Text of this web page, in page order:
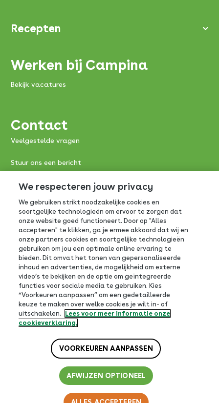
Recepten
Werken bij Campina
Bekijk vacatures
Contact
Veelgestelde vragen
Stuur ons een bericht
Consumentenservice FrieslandCampina:
0800-0765
Antwoordnummer 390
3800 VB Amersfoort
Volg ons op social
Cookiebeleid
Website-voorwaarden
We respecteren jouw privacy
We gebruiken strikt noodzakelijke cookies en
soortgelijke technologieën om ervoor te zorgen dat
onze website goed functioneert. Door op "Alles
accepteren" te klikken, ga je ermee akkoord dat wij en
onze partners cookies en soortgelijke technologieën
gebruiken om jou een optimale online ervaring te
bieden. Dit omvat het tonen van gepersonaliseerde
inhoud en advertenties, de mogelijkheid om externe
video’s te bekijken en de optie om geïntegreerde
functies voor sociale media te gebruiken. Kies
“Voorkeuren aanpassen” om een gedetailleerde
keuze te maken over welke cookies je wilt in- of
uitschakelen.
Lees voor meer informatie onze
cookieverklaring.
VOORKEUREN AANPASSEN
AFWIJZEN OPTIONEEL